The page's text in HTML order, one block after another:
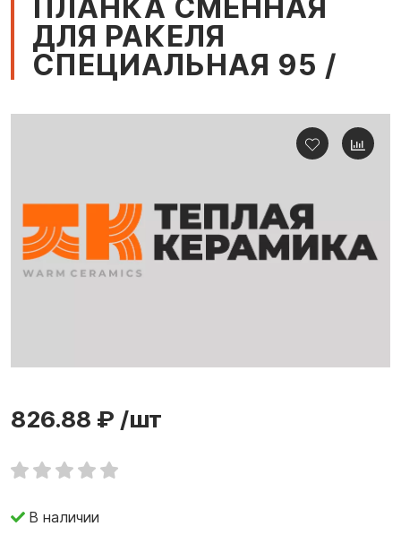
ПЛАНКА СМЕННАЯ
ДЛЯ РАКЕЛЯ
СПЕЦИАЛЬНАЯ 95 /
826.88 ₽ /шт
В наличии